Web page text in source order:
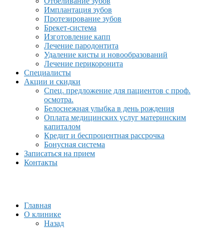
Имплантация зубов
Протезирование зубов
Брекет-система
Изготовление капп
Лечение пародонтита
Удаление кисты и новообразований
Лечение перикоронита
Специалисты
Акции и скидки
Спец. предложение для пациентов с проф.
осмотра.
Белоснежная улыбка в день рождения
Оплата медицинских услуг материнским
капиталом
Кредит и беспроцентная рассрочка
Бонусная система
Записаться на прием
Контакты
Главная
О клинике
Назад